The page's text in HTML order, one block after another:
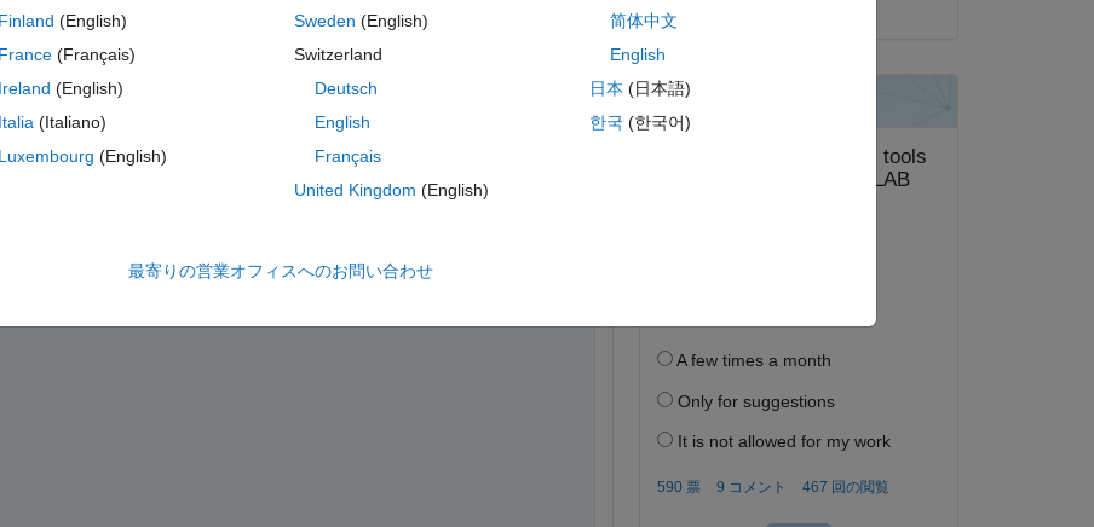
&& imag(X)>-0.2) but it doesn't work. Is there any better way
Finland (English)
France (Français)
Ireland (English)
Italia (Italiano)
Luxembourg (English)
Sweden (English)
Switzerland
Deutsch
English
Français
United Kingdom (English)
简体中文
English
日本 (日本語)
한국 (한국어)
最寄りの営業オフィスへのお問い合わせ